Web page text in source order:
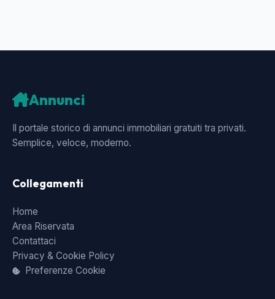
Annunci
Il portale storico di annunci immobiliari gratuiti tra privati.
Semplice, veloce, moderno.
Collegamenti
Home
Area Riservata
Contattaci
Privacy & Cookie Policy
Preferenze Cookie